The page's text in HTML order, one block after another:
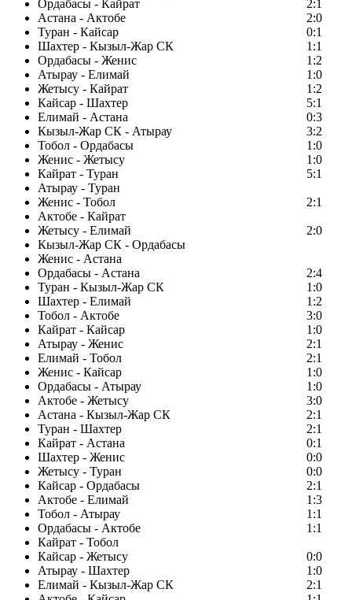
Ордабасы - Кайрат
2:1
Астана - Актобе
2:0
Туран - Кайсар
0:1
Шахтер - Кызыл-Жар СК
1:1
Ордабасы - Женис
1:2
Атырау - Елимай
1:0
Жетысу - Кайрат
1:2
Кайсар - Шахтер
5:1
Елимай - Астана
0:3
Кызыл-Жар СК - Атырау
3:2
Тобол - Ордабасы
1:0
Женис - Жетысу
1:0
Кайрат - Туран
5:1
Атырау - Туран
Женис - Тобол
2:1
Актобе - Кайрат
Жетысу - Елимай
2:0
Кызыл-Жар СК - Ордабасы
Женис - Астана
Ордабасы - Астана
2:4
Туран - Кызыл-Жар СК
1:0
Шахтер - Елимай
1:2
Тобол - Актобе
3:0
Кайрат - Кайсар
1:0
Атырау - Женис
2:1
Елимай - Тобол
2:1
Женис - Кайсар
1:0
Ордабасы - Атырау
1:0
Актобе - Жетысу
3:0
Астана - Кызыл-Жар СК
2:1
Туран - Шахтер
2:1
Кайрат - Астана
0:1
Шахтер - Женис
0:0
Жетысу - Туран
0:0
Кайсар - Ордабасы
2:1
Актобе - Елимай
1:3
Тобол - Атырау
1:1
Ордабасы - Актобе
1:1
Кайрат - Тобол
Кайсар - Жетысу
0:0
Атырау - Шахтер
1:0
Елимай - Кызыл-Жар СК
2:1